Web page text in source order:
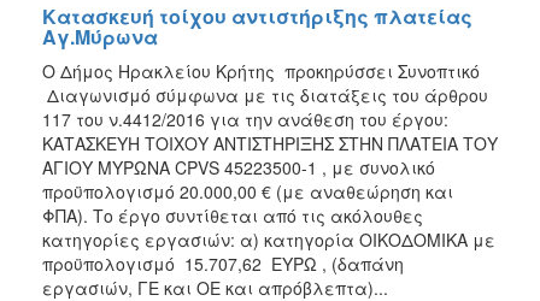
ΠΟΛΙΤΙΣΜΟΣ
ΑΝΘΕΚΤΙΚΗ
ΠΟΛΗ
Κατασκευή τοίχου αντιστήριξης πλατείας
Αγ.Μύρωνα
Ο Δήμος Ηρακλείου Κρήτης προκηρύσσει Συνοπτικό
Διαγωνισμό σύμφωνα με τις διατάξεις του άρθρου
117 του ν.4412/2016 για την ανάθεση του έργου:
ΚΑΤΑΣΚΕΥΗ ΤΟΙΧΟΥ ΑΝΤΙΣΤΗΡΙΞΗΣ ΣΤΗΝ ΠΛΑΤΕΙΑ ΤΟΥ
ΑΓΙΟΥ ΜΥΡΩΝΑ CPVS 45223500-1 , με συνολικό
προϋπολογισμό 20.000,00 € (με αναθεώρηση και
ΦΠΑ). Το έργο συντίθεται από τις ακόλουθες
κατηγορίες εργασιών: α) κατηγορία ΟΙΚΟΔΟΜΙΚΑ με
προϋπολογισμό 15.707,62 ΕΥΡΩ , (δαπάνη
εργασιών, ΓΕ και ΟΕ και απρόβλεπτα)...